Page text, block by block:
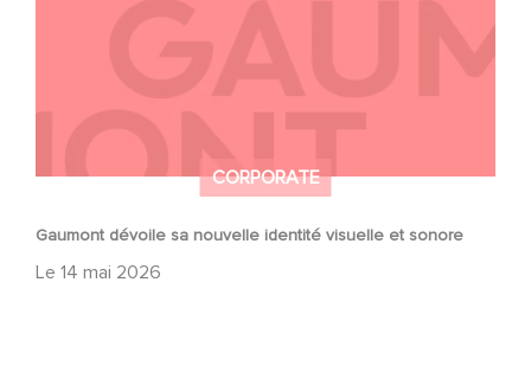
CORPORATE
Gaumont dévoile sa nouvelle identité visuelle et sonore
Le 14 mai 2026